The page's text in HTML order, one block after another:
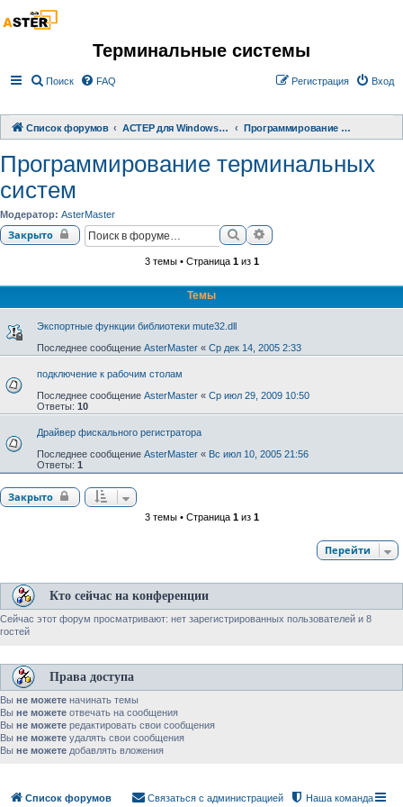
Терминальные системы
Поиск FAQ Вход
Регистрация
Список форумов АСТЕР для Windows 2000/XP/ 7/ 8/ 10 Программирование терминальных систем
Программирование терминальных
систем
Модератор: AsterMaster
Закрыто ПоискРасширенный поиск
3 темы • Страница 1из 1
Темы
Экспортные функции библиотеки mute32.dll
Последнее сообщение AsterMaster « Ср дек 14, 2005 2:33
подключение к рабочим столам
Последнее сообщение AsterMaster « Ср июл 29, 2009 10:50
Ответы: 10
Драйвер фискального регистратора
Последнее сообщение AsterMaster « Вс июл 10, 2005 21:56
Ответы: 1
Закрыто
3 темы • Страница 1из 1
Перейти
Кто сейчас на конференции
Сейчас этот форум просматривают: нет зарегистрированных пользователей и 8
гостей
Права доступа
Вы не можете начинать темы
Вы не можете отвечать на сообщения
Вы не можете редактировать свои сообщения
Вы не можете удалять свои сообщения
Вы не можете добавлять вложения
Список форумов Наша команда
Связаться с администрацией